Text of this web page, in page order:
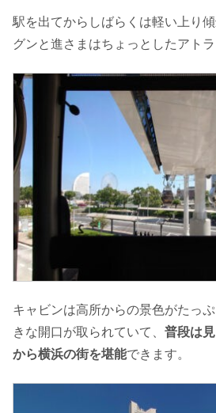
駅を出てからしばらくは軽い上り
グンと進さまはちょっとしたアト
キャビンは高所からの景色がたっ
きな開口が取られていて、 普段は
から横浜の街を堪能できます。